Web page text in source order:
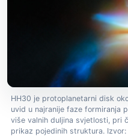
HH30 je protoplanetarni disk
uvid u najranije faze formiranja
više valnih duljina svjetlosti, pri
prikaz pojedinih struktura. Izvor: